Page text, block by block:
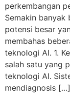
perkembangan
Semakin banyak
potensi besar
membahas
teknologi AI. 1.
salah satu yang
teknologi AI.
mendiagnosis […]